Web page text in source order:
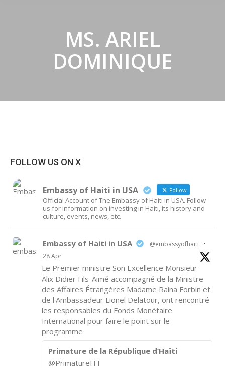
MS. ARIEL
DOMINIQUE
FOLLOW US ON X
Embassy of Haiti in USA Follow
Official Account of The Embassy of Haiti in USA. Follow
us for information on investing in Haiti, its history and
culture, events, news, etc.
Embassy of Haiti in USA @embassyofhaiti
·
28 Apr
Le Premier ministre Son Excellence Monsieur
Alix Didier Fils-Aimé accompagné de la Ministre
des Affaires Étrangères Madame Raina Forbin et
de l'Ambassadeur Lionel Delatour, ont rencontré
les responsables du Fonds Monétaire
International pour faire le point sur le
programme
Primature de la République d’Haïti
@PrimatureHT